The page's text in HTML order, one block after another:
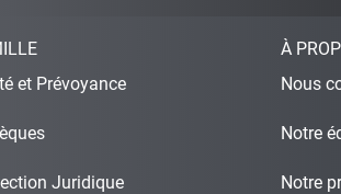
et Prévoyance
Juridique
À
Nous
Notre
Notre